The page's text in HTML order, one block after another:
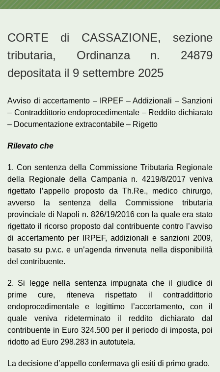
CORTE di CASSAZIONE, sezione
tributaria, Ordinanza n. 24879
depositata il 9 settembre 2025
Avviso di accertamento – IRPEF – Addizionali – Sanzioni
– Contraddittorio endoprocedimentale – Reddito dichiarato
– Documentazione extracontabile – Rigetto
Rilevato che
1. Con sentenza della Commissione Tributaria Regionale
della Regionale della Campania n. 4219/8/2017 veniva
rigettato l’appello proposto da Th.Re., medico chirurgo,
avverso la sentenza della Commissione tributaria
provinciale di Napoli n. 826/19/2016 con la quale era stato
rigettato il ricorso proposto dal contribuente contro l’avviso
di accertamento per IRPEF, addizionali e sanzioni 2009,
basato su p.v.c. e un’agenda rinvenuta nella disponibilità
del contribuente.
2. Si legge nella sentenza impugnata che il giudice di
prime cure, riteneva rispettato il contraddittorio
endoprocedimentale e legittimo l’accertamento, con il
quale veniva rideterminato il reddito dichiarato dal
contribuente in Euro 324.500 per il periodo di imposta, poi
ridotto ad Euro 298.283 in autotutela.
La decisione d’appello confermava gli esiti di primo grado.